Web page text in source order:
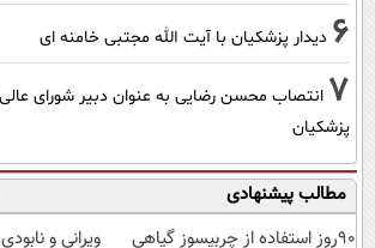
6 دیدار پزشکیان با آیت الله مجتبی خامنه ای
7 انتصاب محسن رضایی به عنوان دبیر شورای
پزشکیان
مطالب پیشنهادی
90روز استفاده از چربیسوز گیاهی
ویرانی و